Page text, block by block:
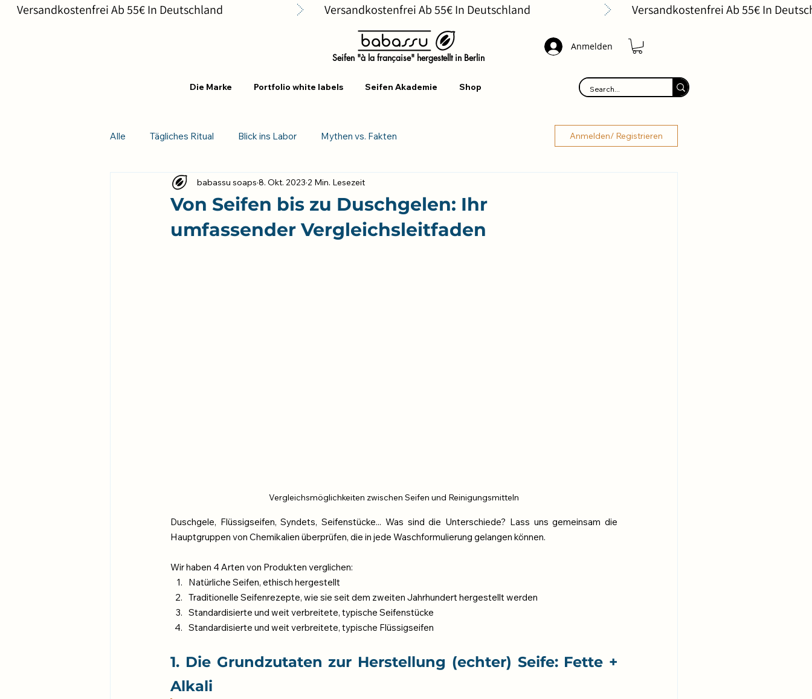
Seifen "à la française" hergestellt in Berlin
Anmelden
Die Marke Portfolio white labels Seifen Akademie Shop
       Versandkostenfrei Ab 55€ In Deutschland
Alle Tägliches Ritual Blick ins Labor Mythen vs. Fakten Anmelden/ Registrieren
Von Seifen bis zu Duschgelen: Ihr
umfassender Vergleichsleitfaden
babassu soaps 8. Okt. 2023 2 Min. Lesezeit
Vergleichsmöglichkeiten zwischen Seifen und Reinigungsmitteln
Duschgele, Flüssigseifen, Syndets, Seifenstücke... Was sind die Unterschiede? Lass uns gemeinsam die
Hauptgruppen von Chemikalien überprüfen, die in jede Waschformulierung gelangen können.
Wir haben 4 Arten von Produkten verglichen:
Natürliche Seifen, ethisch hergestellt
Traditionelle Seifenrezepte, wie sie seit dem zweiten Jahrhundert hergestellt werden
Standardisierte und weit verbreitete, typische Seifenstücke
Standardisierte und weit verbreitete, typische Flüssigseifen
1. Die Grundzutaten zur Herstellung (echter) Seife: Fette +
Alkali